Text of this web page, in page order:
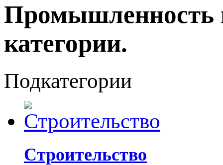
Промышленность
категории.
Подкатегории
Строительство